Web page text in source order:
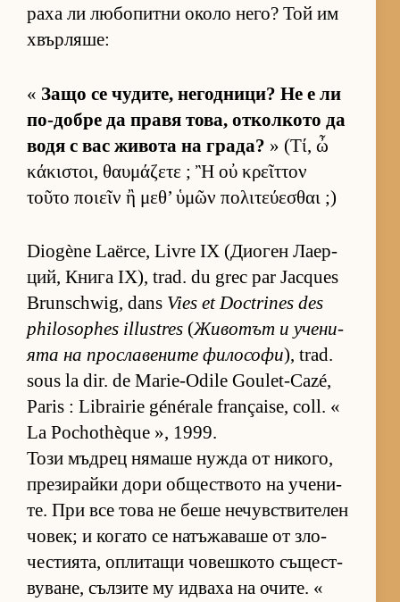
раха ли лю­бо­питни около не­го? Той им
хвър­ля­ше:
« Защо се чу­ди­те, не­год­ни­ци? Не е ли
по-добре да правя то­ва, от­кол­кото да
водя с вас жи­вота на гра­да? » (Τί, ὦ
κάκιστοι, θαυμάζετε ; Ἢ οὐ κρεῖττον
τοῦτο ποιεῖν ἢ μεθ’ ὑμῶν πολιτεύεσθαι ;)
Diogène Laërce, Livre IX (Ди­о­ген Ла­ер­
ций, Книга IX), trad. du grec par Jacques
Brunschwig, dans Vies et Doctrines des
philosophes illustres (Жи­во­тът и уче­ни­
ята на прос­ла­ве­ните фи­ло­софи), trad.
sous la dir. de Marie-Odile Goulet-Cazé,
Paris : Librairie générale française, coll. «
La Pochothèque », 1999.
Този мъд­рец ня­маше нужда от ни­ко­го,
пре­зи­райки дори об­щес­т­вото на уче­ни­
те. При все това не беше не­чув­с­т­ви­те­лен
чо­век; и ко­гато се на­тъ­жа­ваше от зло­
чес­ти­я­та, оп­ли­тащи чо­веш­кото съ­щес­т­
ву­ва­не, съл­зите му ид­ваха на очи­те. «